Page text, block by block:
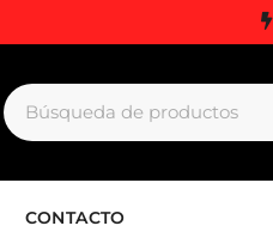
CONTACTO